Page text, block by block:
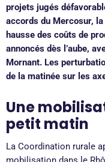
projets jugés
accords du Mercosur,
hausse des coûts de
annoncés dès l’aube,
Mornant. Les
de la matinée sur les
Une
petit matin
La Coordination rurale